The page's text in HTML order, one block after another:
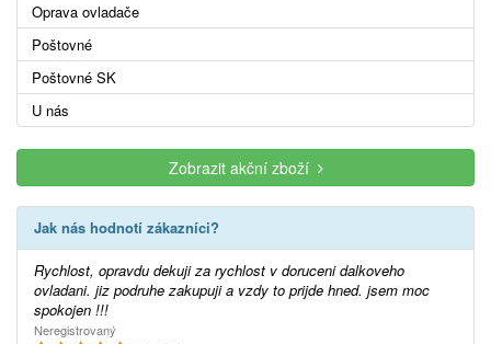
Oprava ovladače
Poštovné
Poštovné SK
U nás
Zobrazit akční zboží
Jak nás hodnotí zákazníci?
Rychlost, opravdu dekuji za rychlost v doruceni dalkoveho
ovladani. jiz podruhe zakupuji a vzdy to prijde hned. jsem moc
spokojen !!!
Neregistrovaný